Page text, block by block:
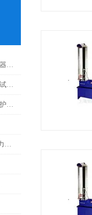
如何判断橡胶材料试验机传感器是否线性变差？
紫外线老化试验箱与氙灯老化试验箱的区别
纺织材料拉力试验机的日常维护和保养方法有哪些？
如何挑选合适的5000N材料拉力试验机？这几个要点要牢记